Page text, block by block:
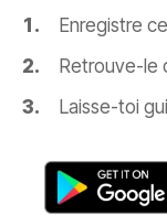
Enregistre
Retrouve-le
Laisse-toi